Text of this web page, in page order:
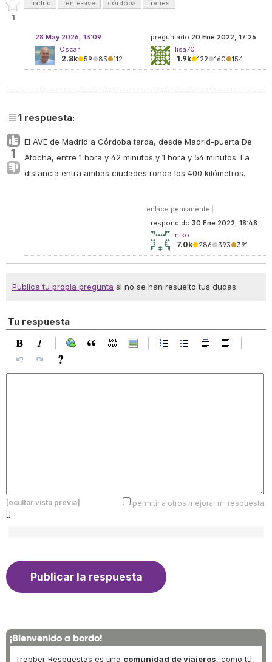
1
madrid renfe-ave córdoba trenes
preguntado 20 Ene 2022, 17:26
lisa70
1.9k●122●160●154
28 May 2026, 13:09
Óscar
2.8k●59●83●112
1 respuesta:
1
El AVE de Madrid a Córdoba tarda, desde Madrid-puerta De
Atocha, entre 1 hora y 42 minutos y 1 hora y 54 minutos. La
distancia entra ambas ciudades ronda los 400 kilómetros.
enlace permanente
respondido 30 Ene 2022, 18:48
niko
7.0k●286●393●391
Publica tu propia pregunta si no se han resuelto tus dudas.
Tu respuesta
[ocultar vista previa]
permitir a otros mejorar mi respuesta:
[]
¡Bienvenido a bordo!
Trabber Respuestas es una comunidad de viajeros, como tú,